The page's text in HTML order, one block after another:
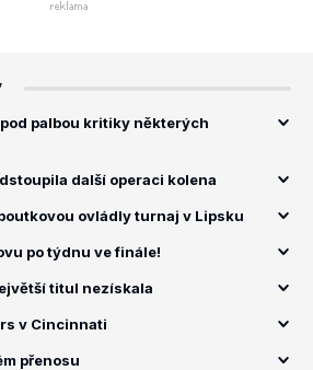
palbou kritiky některých
další operaci kolena
ovládly turnaj v Lipsku
po týdnu ve finále!
titul nezískala
v Cincinnati
přenosu